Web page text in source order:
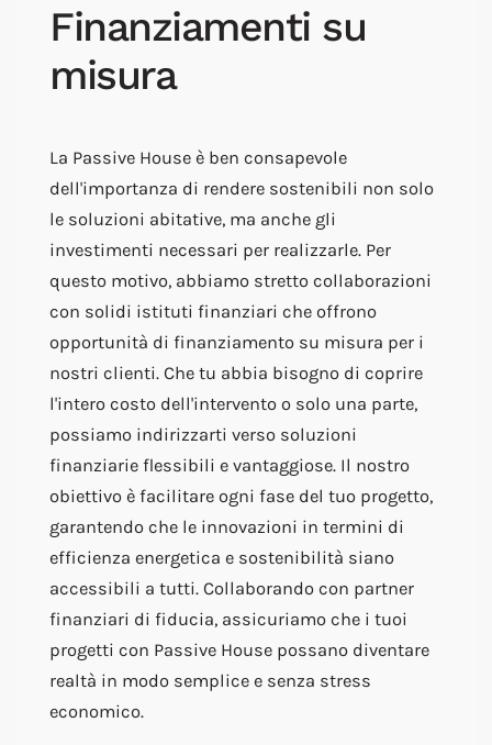
Finanziamenti su
misura
La Passive House è ben consapevole
dell'importanza di rendere sostenibili non solo
le soluzioni abitative, ma anche gli
investimenti necessari per realizzarle. Per
questo motivo, abbiamo stretto collaborazioni
con solidi istituti finanziari che offrono
opportunità di finanziamento su misura per i
nostri clienti. Che tu abbia bisogno di coprire
l'intero costo dell'intervento o solo una parte,
possiamo indirizzarti verso soluzioni
finanziarie flessibili e vantaggiose. Il nostro
obiettivo è facilitare ogni fase del tuo progetto,
garantendo che le innovazioni in termini di
efficienza energetica e sostenibilità siano
accessibili a tutti. Collaborando con partner
finanziari di fiducia, assicuriamo che i tuoi
progetti con Passive House possano diventare
realtà in modo semplice e senza stress
economico.